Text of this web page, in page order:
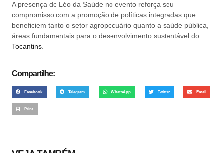
A presença de Léo da Saúde no evento reforça seu
compromisso com a promoção de políticas integradas que
beneficiem tanto o setor agropecuário quanto a saúde pública,
áreas fundamentais para o desenvolvimento sustentável do
Tocantins
Compartilhe:
Facebook Telegram WhatsApp Twitter Email
Print